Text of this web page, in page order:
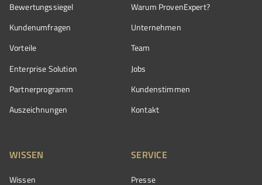
Bewertungssiegel
Kundenumfragen
Vorteile
Enterprise Solution
Partnerprogramm
Auszeichnungen
Warum ProvenExpert?
Unternehmen
Team
Jobs
Kundenstimmen
Kontakt
WISSEN
Wissen
SERVICE
Presse